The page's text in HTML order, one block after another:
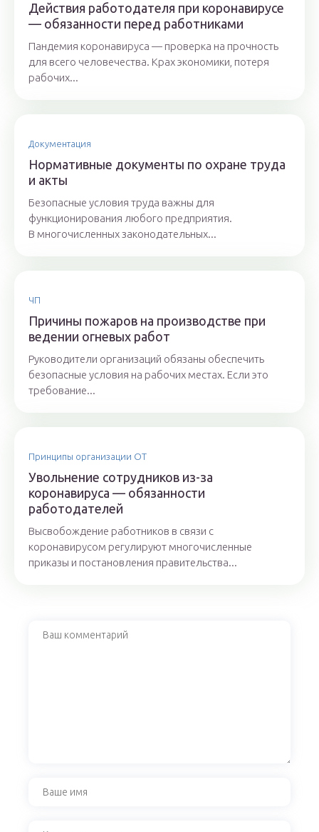
Действия работодателя при коронавирусе
— обязанности перед работниками
Пандемия коронавируса — проверка на прочность
для всего человечества. Крах экономики, потеря
рабочих...
Документация
Нормативные документы по охране труда
и акты
Безопасные условия труда важны для
функционирования любого предприятия.
В многочисленных законодательных...
ЧП
Причины пожаров на производстве при
ведении огневых работ
Руководители организаций обязаны обеспечить
безопасные условия на рабочих местах. Если это
требование...
Принципы организации ОТ
Увольнение сотрудников из-за
коронавируса — обязанности
работодателей
Высвобождение работников в связи с
коронавирусом регулируют многочисленные
приказы и постановления правительства...